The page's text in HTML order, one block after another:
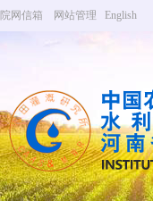
院网信箱 网站管理 English